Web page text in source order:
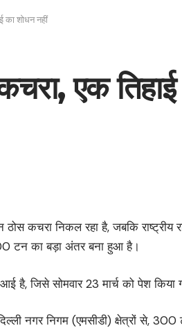
का शोधन नहीं
एक
ठोस कचरा निकल रहा है, जबकि राष्ट्रीय
टन का बड़ा अंतर बना हुआ है।
है, जिसे सोमवार 23 मार्च को पेश किया
नगर निगम (एमसीडी) क्षेत्रों से, 300